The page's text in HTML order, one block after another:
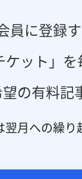
員に登録
ット」
の有料記
月への繰り